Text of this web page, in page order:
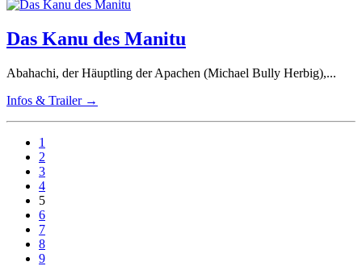
Das Kanu des Manitu
Abahachi, der Häuptling der Apachen (Michael Bully Herbig),...
Infos & Trailer →
1
2
3
4
5
6
7
8
9